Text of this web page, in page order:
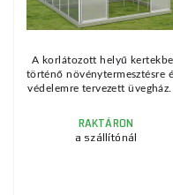
A korlátozott helyű
történő növénytermesztésre
védelemre tervezett üvegház.
RAKTÁRON
a szállítónál